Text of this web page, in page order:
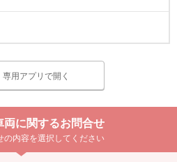
専用アプリで開く
両に関するお問合せ
の内容を選択してください